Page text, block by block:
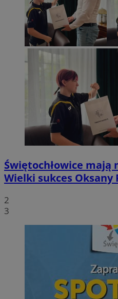
Świętochłowice mają
Wielki sukces Oksany
2
3